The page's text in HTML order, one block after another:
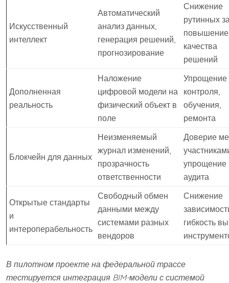
Искусственный
интеллект
Автоматический
анализ данных,
генерация решений,
прогнозирование
Снижение
рутинных
повышение
качества
решений
Дополненная
реальность
Наложение
цифровой модели на
физический объект в
поле
Упрощение
контроля,
обучения,
ремонта
Блокчейн для данных
Неизменяемый
журнал изменений,
прозрачность
ответственности
Доверие
упрощение
аудита
Открытые стандарты
и
интероперабельность
Свободный обмен
данными между
системами разных
вендоров
Снижение
гибкость
В пилотном проекте на федеральной трассе
тестируется интеграция BIM-модели с системой